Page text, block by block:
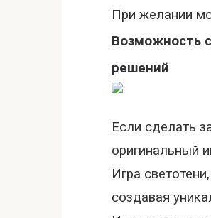
При желании
Возможность
решений
Если сделать
оригинальный
Игра
создавая